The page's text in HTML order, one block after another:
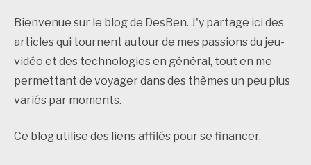
Bienvenue sur le blog de DesBen. J'y partage ici des
articles qui tournent autour de mes passions du jeu-
vidéo et des technologies en général, tout en me
permettant de voyager dans des thèmes un peu plus
variés par moments.
Ce blog utilise des liens affilés pour se financer.